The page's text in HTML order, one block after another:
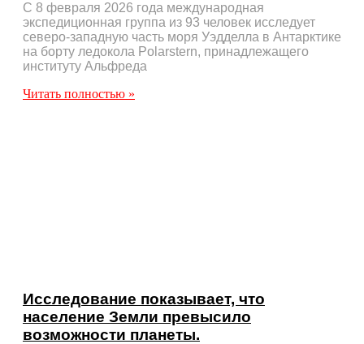
С 8 февраля 2026 года международная
экспедиционная группа из 93 человек исследует
северо-западную часть моря Уэдделла в Антарктике
на борту ледокола Polarstern, принадлежащего
институту Альфреда
Читать полностью »
Исследование показывает, что
население Земли превысило
возможности планеты.